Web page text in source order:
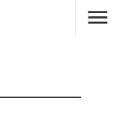
menu